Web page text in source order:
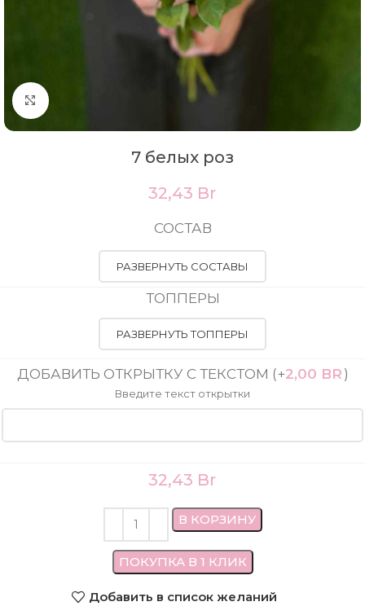
Нажмите, чтобы увеличить
7 белых роз
32,43 Br
СОСТАВ
РАЗВЕРНУТЬ СОСТАВЫ
ТОППЕРЫ
РАЗВЕРНУТЬ ТОППЕРЫ
ДОБАВИТЬ ОТКРЫТКУ С ТЕКСТОМ (+2,00 BR )
Введите текст открытки
32,43 Br
В КОРЗИНУ
ПОКУПКА В 1 КЛИК
Добавить в список желаний